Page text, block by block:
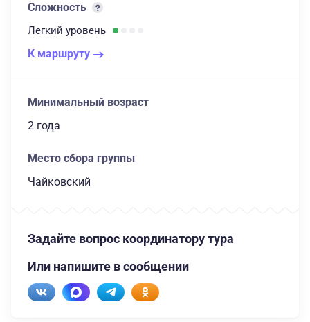
Сложность
Легкий уровень
К маршруту
Минимальный возраст
2 года
Место сбора группы
Чайковский
Задайте вопрос координатору тура
Или напишите в сообщении